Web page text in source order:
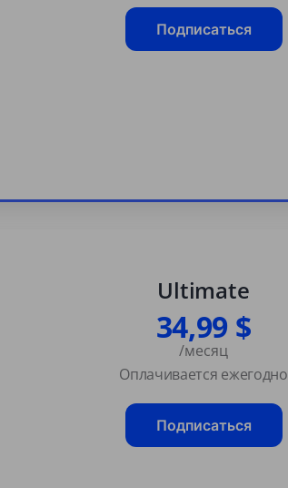
Подписаться
Ultimate
34,99 $
/месяц
Оплачивается ежегодно
Подписаться